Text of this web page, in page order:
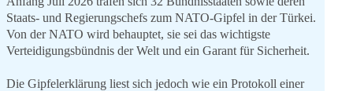
Staats- und Regierungschefs zum NATO-Gipfel in der Türkei.
Von der NATO wird behauptet, sie sei das wichtigste
Verteidigungsbündnis der Welt und ein Garant für Sicherheit.
Die Gipfelerklärung liest sich jedoch wie ein Protokoll einer